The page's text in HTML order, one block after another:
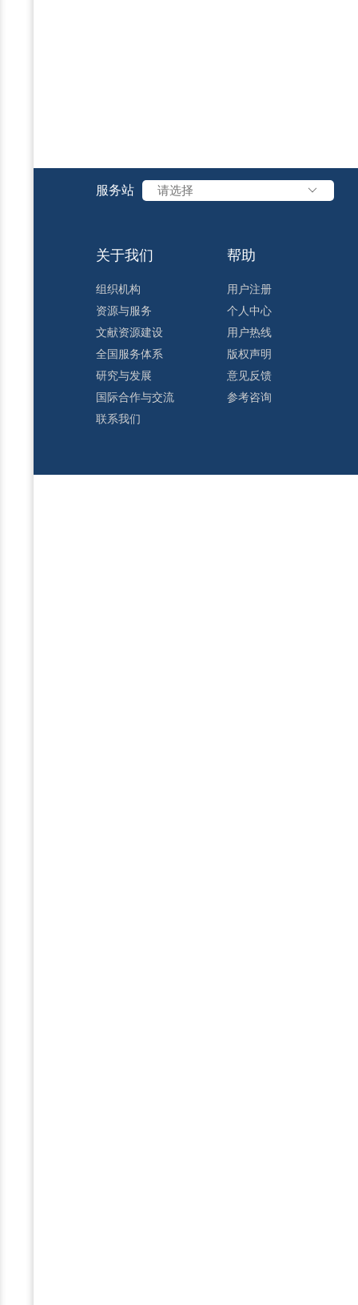
服务站 请选择
关于我们
组织机构
资源与服务
文献资源建设
全国服务体系
研究与发展
国际合作与交流
联系我们
帮助
用户注册
个人中心
用户热线
版权声明
意见反馈
参考咨询